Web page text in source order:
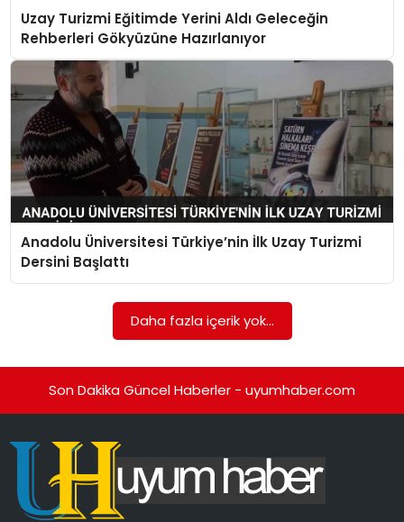
SAĞLIK
MAGAZIN
YAŞAM
Uzay Turizmi Eğitimde Yerini Aldı Geleceğin
Rehberleri Gökyüzüne Hazırlanıyor
Anadolu Üniversitesi Türkiye’nin İlk Uzay Turizmi
Dersini Başlattı
Daha fazla içerik yok...
Son Dakika Güncel Haberler - uyumhaber.com